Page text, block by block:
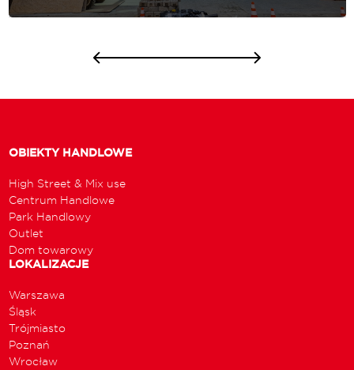
OBIEKTY HANDLOWE
High Street & Mix use
Centrum Handlowe
Park Handlowy
Outlet
Dom towarowy
LOKALIZACJE
Warszawa
Śląsk
Trójmiasto
Poznań
Wrocław